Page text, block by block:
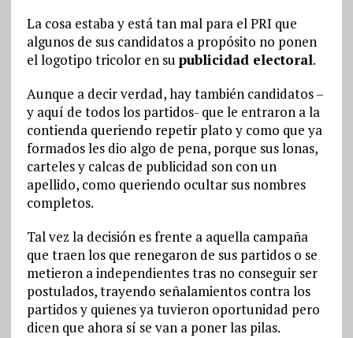
La cosa estaba y está tan mal para el PRI que
algunos de sus candidatos a propósito no ponen
el logotipo tricolor en su publicidad electoral.
Aunque a decir verdad, hay también candidatos –
y aquí de todos los partidos- que le entraron a la
contienda queriendo repetir plato y como que ya
formados les dio algo de pena, porque sus lonas,
carteles y calcas de publicidad son con un
apellido, como queriendo ocultar sus nombres
completos.
Tal vez la decisión es frente a aquella campaña
que traen los que renegaron de sus partidos o se
metieron a independientes tras no conseguir ser
postulados, trayendo señalamientos contra los
partidos y quienes ya tuvieron oportunidad pero
dicen que ahora sí se van a poner las pilas.